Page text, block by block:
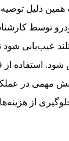
همین دلیل
توسط
عیب‌یابی
استفاده از
مهمی در
از